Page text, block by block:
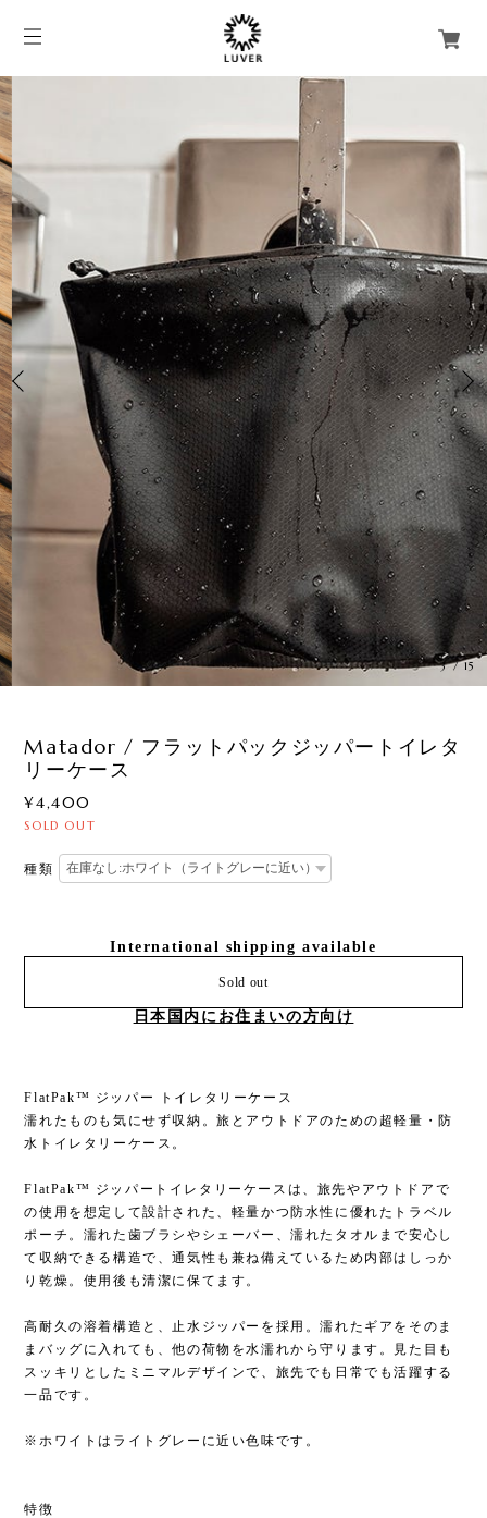
3/15
Matador / フラットパックジッパートイレタ
リーケース
¥4,400
SOLD OUT
種類
International shipping available
Sold out
日本国内にお住まいの方向け
FlatPak™ ジッパー トイレタリーケース
濡れたものも気にせず収納。旅とアウトドアのための超軽量・防
水トイレタリーケース。
FlatPak™ ジッパートイレタリーケースは、旅先やアウトドアで
の使用を想定して設計された、軽量かつ防水性に優れたトラベル
ポーチ。濡れた歯ブラシやシェーバー、濡れたタオルまで安心し
て収納できる構造で、通気性も兼ね備えているため内部はしっか
り乾燥。使用後も清潔に保てます。
高耐久の溶着構造と、止水ジッパーを採用。濡れたギアをそのま
まバッグに入れても、他の荷物を水濡れから守ります。見た目も
スッキリとしたミニマルデザインで、旅先でも日常でも活躍する
一品です。
※ホワイトはライトグレーに近い色味です。
特徴